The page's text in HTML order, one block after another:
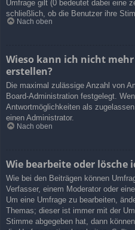
Umfrage gilt (0 bedeutet dabei eine
schließlich, ob die Benutzer ihre
Nach oben
Wieso kann ich nicht
erstellen?
Die maximal zulässige Anzahl von
Board-Administration festgelegt.
Antwortmöglichkeiten als
einen Administrator.
Nach oben
Wie bearbeite oder lösche
Wie bei den Beiträgen können
Verfasser, einem Moderator oder
Um eine Umfrage zu bearbeiten,
Themas; dieser ist immer mit der
Stimme abgegeben hat, dann